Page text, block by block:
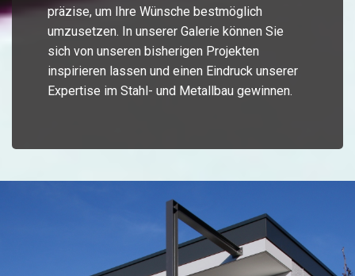
präzise, um Ihre Wünsche bestmöglich
umzusetzen. In unserer Galerie können Sie
sich von unseren bisherigen Projekten
inspirieren lassen und einen Eindruck unserer
Expertise im Stahl- und Metallbau gewinnen.